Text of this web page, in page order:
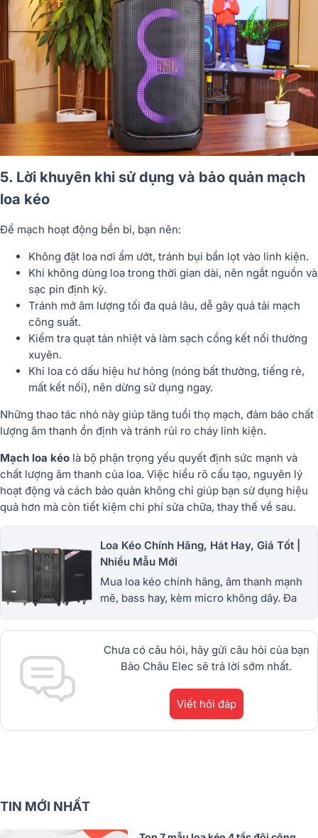
5. Lời khuyên khi sử dụng và bảo quản mạch
loa kéo
Để mạch hoạt động bền bỉ, bạn nên:
Không đặt loa nơi ẩm ướt, tránh bụi bẩn lọt vào linh kiện.
Khi không dùng loa trong thời gian dài, nên ngắt nguồn và
sạc pin định kỳ.
Tránh mở âm lượng tối đa quá lâu, dễ gây quá tải mạch
công suất.
Kiểm tra quạt tản nhiệt và làm sạch cổng kết nối thường
xuyên.
Khi loa có dấu hiệu hư hỏng (nóng bất thường, tiếng rè,
mất kết nối), nên dừng sử dụng ngay.
Những thao tác nhỏ này giúp tăng tuổi thọ mạch, đảm bảo chất
lượng âm thanh ổn định và tránh rủi ro cháy linh kiện.
Mạch loa kéo là bộ phận trọng yếu quyết định sức mạnh và
chất lượng âm thanh của loa. Việc hiểu rõ cấu tạo, nguyên lý
hoạt động và cách bảo quản không chỉ giúp bạn sử dụng hiệu
quả hơn mà còn tiết kiệm chi phí sửa chữa, thay thế về sau.
Loa Kéo Chính Hãng, Hát Hay, Giá Tốt |
Nhiều Mẫu Mới
Mua loa kéo chính hãng, âm thanh mạnh
mẽ, bass hay, kèm micro không dây. Đa
bảo hành uy tín. 1900.0255
Chưa có câu hỏi, hãy gửi câu hỏi của bạn
Bảo Châu Elec sẽ trả lời sớm nhất.
Viết hỏi đáp
TIN MỚI NHẤT